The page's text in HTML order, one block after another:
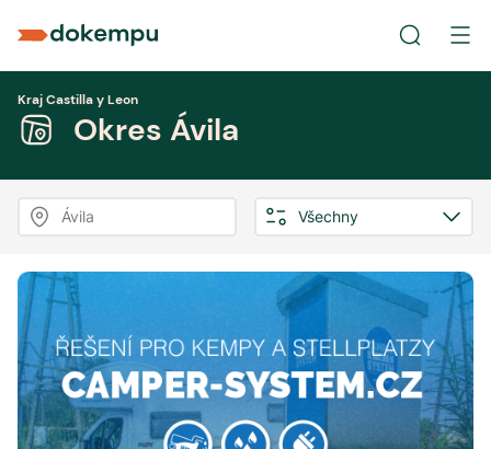
Kraj Castilla y Leon
Okres Ávila
Ávila Všechny